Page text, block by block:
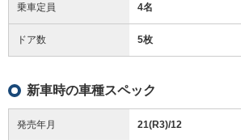
乗車定員 4名
ドア数 5枚
新車時の車種スペック
発売年月 21(R3)/12